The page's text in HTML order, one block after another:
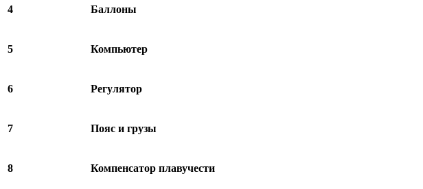
4 Баллоны
5 Компьютер
6 Регулятор
7 Пояс и грузы
8 Компенсатор плавучести